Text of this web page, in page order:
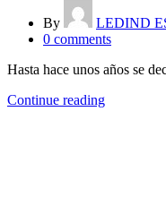
By
LEDIND
0 comments
Hasta hace unos años se
Continue reading